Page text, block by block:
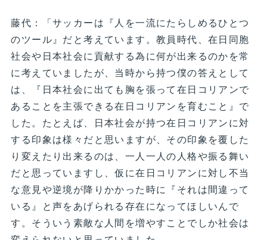
藤代：「サッカーは『人を一流にたらしめるひとつ
のツール』だと考えています。教員時代、在日同胞
社会や日本社会に貢献する為に何が出来るのかを常
に考えていましたが、当時から持つ僕の答えとして
は、『日本社会に出ても胸を張って在日コリアンで
あることを主張できる在日コリアンを育むこと』で
した。たとえば、日本社会が持つ在日コリアンに対
する印象は様々だと思いますが、その印象を覆した
り変えたり出来るのは、一人一人の人格や振る舞い
だと思っていますし、仮に在日コリアンに対し不当
な意見や逆境が降りかかった時に『それは間違って
いる』と声をあげられる存在になってほしいんで
す。そういう素敵な人間を増やすことでしか社会は